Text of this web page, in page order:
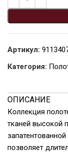
Артикул:
Категория:
ОПИСАНИЕ
Коллекция
тканей высокой
позволяет